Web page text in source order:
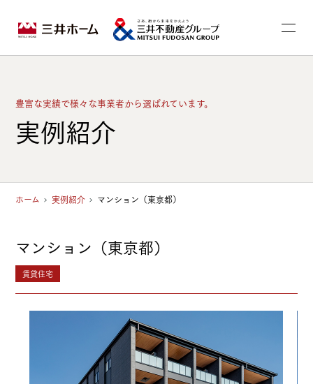
豊富な実績で様々な事業者から選ばれています。
実例紹介
ホーム 実例紹介 マンション（東京都）
マンション（東京都）
賃貸住宅